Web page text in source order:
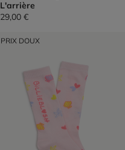
L'arrière
29,00 €
PRIX DOUX